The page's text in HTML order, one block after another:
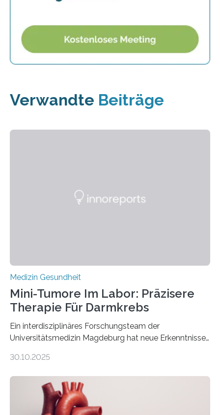
Verwandte Beiträge
Medizin Gesundheit
Mini-Tumore Im Labor: Präzisere
Therapie Für Darmkrebs
Ein interdisziplinäres Forschungsteam der
Universitätsmedizin Magdeburg hat neue Erkenntnisse
behandelt werden kann. In ihrer aktuellen Studie,
Oncology, zeigen die Forschenden, dass Mini-Tumore
aus Gewebe von Patientinnen und Patienten –
sogenannte Organoide – genutzt werden können, um
30.10.2025